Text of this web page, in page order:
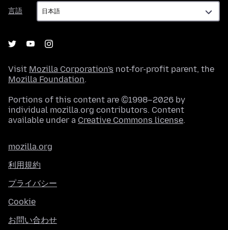
言語
言
語
Visit Mozilla Corporation's not-for-profit parent, the
Mozilla Foundation.
Portions of this content are ©1998–2026 by
individual mozilla.org contributors. Content
available under a Creative Commons license.
mozilla.org
利用規約
プライバシー
Cookie
お問い合わせ